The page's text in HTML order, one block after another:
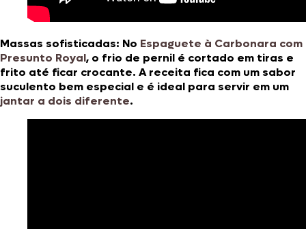
Massas sofisticadas: No Espaguete à Carbonara com
Presunto Royal, o frio de pernil é cortado em tiras e
frito até ficar crocante. A receita fica com um sabor
suculento bem especial e é ideal para servir em um
jantar a dois diferente.